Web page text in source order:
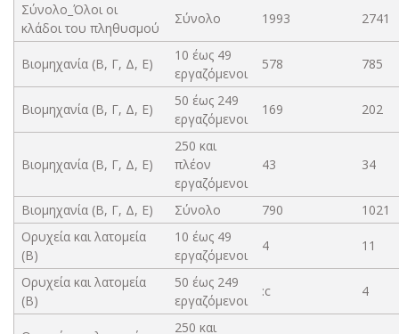
Σύνολο_Όλοι οι
κλάδοι του πληθυσμού
Σύνολο 1993 2741
Βιομηχανία (Β, Γ, Δ, Ε)
10 έως 49
εργαζόμενοι
578 785
Βιομηχανία (Β, Γ, Δ, Ε)
50 έως 249
εργαζόμενοι
169 202
Βιομηχανία (Β, Γ, Δ, Ε)
250 και
πλέον
εργαζόμενοι
43 34
Βιομηχανία (Β, Γ, Δ, Ε) Σύνολο 790
1021
Ορυχεία και λατομεία
(Β)
10 έως 49
εργαζόμενοι
4 11
Ορυχεία και λατομεία
(Β)
50 έως 249
εργαζόμενοι
:c 4
250 και